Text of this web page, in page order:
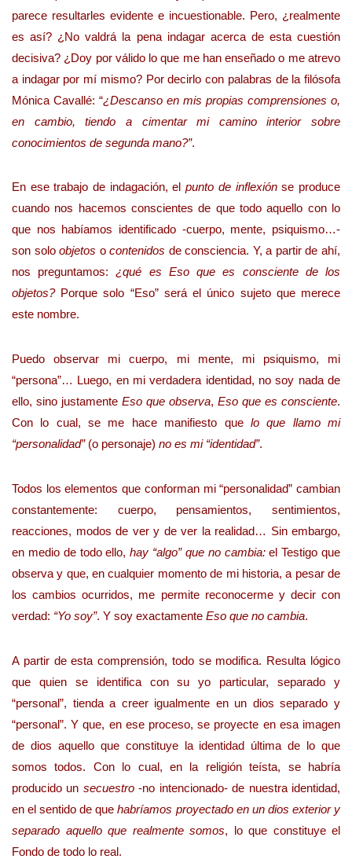
parece resultarles evidente e incuestionable. Pero, ¿realmente
es así? ¿No valdrá la pena indagar acerca de esta cuestión
decisiva? ¿Doy por válido lo que me han enseñado o me atrevo
a indagar por mí mismo? Por decirlo con palabras de la filósofa
Mónica Cavallé: “¿Descanso en mis propias comprensiones o,
en cambio, tiendo a cimentar mi camino interior sobre
conocimientos de segunda mano?”.
En ese trabajo de indagación, elpunto de inflexiónse produce
cuando nos hacemos conscientes de que todo aquello con lo
que nos habíamos identificado -cuerpo, mente, psiquismo…-
son soloobjetos ocontenidos de consciencia. Y, a partir de ahí,
nos preguntamos:¿qué es Eso que es consciente de los
objetos? Porque solo “Eso” será el único sujeto que merece
este nombre.
Puedo observar mi cuerpo, mi mente, mi psiquismo, mi
“persona”… Luego, en mi verdadera identidad, no soy nada de
ello, sino justamente Eso que observa, Eso que es consciente.
Con lo cual, se me hace manifiesto que lo que llamo mi
“personalidad” (o personaje) no es mi “identidad”.
Todos los elementos que conforman mi “personalidad” cambian
constantemente: cuerpo, pensamientos, sentimientos,
reacciones, modos de ver y de ver la realidad… Sin embargo,
en medio de todo ello,hay “algo” que no cambia:el Testigo que
observa y que, en cualquier momento de mi historia, a pesar de
los cambios ocurridos, me permite reconocerme y decir con
verdad: “Yo soy”. Y soy exactamente Eso que no cambia.
A partir de esta comprensión, todo se modifica. Resulta lógico
que quien se identifica con su yo particular, separado y
“personal”, tienda a creer igualmente en un dios separado y
“personal”. Y que, en ese proceso, se proyecte en esa imagen
de dios aquello que constituye la identidad última de lo que
somos todos. Con lo cual, en la religión teísta, se habría
producido un secuestro-no intencionado- de nuestra identidad,
en el sentido de quehabríamos proyectado en un dios exterior y
separado aquello que realmente somos, lo que constituye el
Fondo de todo lo real.